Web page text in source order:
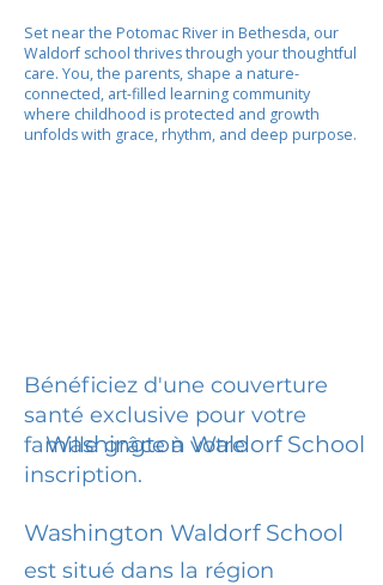
Set near the Potomac River in Bethesda, our
Waldorf school thrives through your thoughtful
care. You, the parents, shape a nature-
connected, art-filled learning community
where childhood is protected and growth
unfolds with grace, rhythm, and deep purpose.
Bénéficiez d'une couverture
santé exclusive pour votre
famille grâce à votre
inscription.
Washington Waldorf School
Washington Waldorf School
est situé dans la région